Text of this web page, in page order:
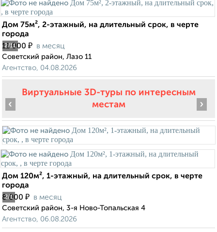
2/11
Дом 75м², 2-этажный, на длительный срок, в черте
города
11 000 ₽ в месяц
Советский район, Лазо 11
Агентство, 04.08.2026
Виртуальные 3D-туры по интересным
местам
2/1
‹ ›
Дом 120м², 1-этажный, на длительный срок, в черте
города
8 000 ₽ в месяц
Советский район, 3-я Ново-Топальская 4
Агентство, 06.08.2026